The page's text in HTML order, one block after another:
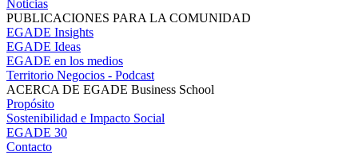
Noticias
PUBLICACIONES PARA LA COMUNIDAD
EGADE Insights
EGADE Ideas
EGADE en los medios
Territorio Negocios - Podcast
ACERCA DE EGADE Business School
Propósito
Sostenibilidad e Impacto Social
EGADE 30
Contacto